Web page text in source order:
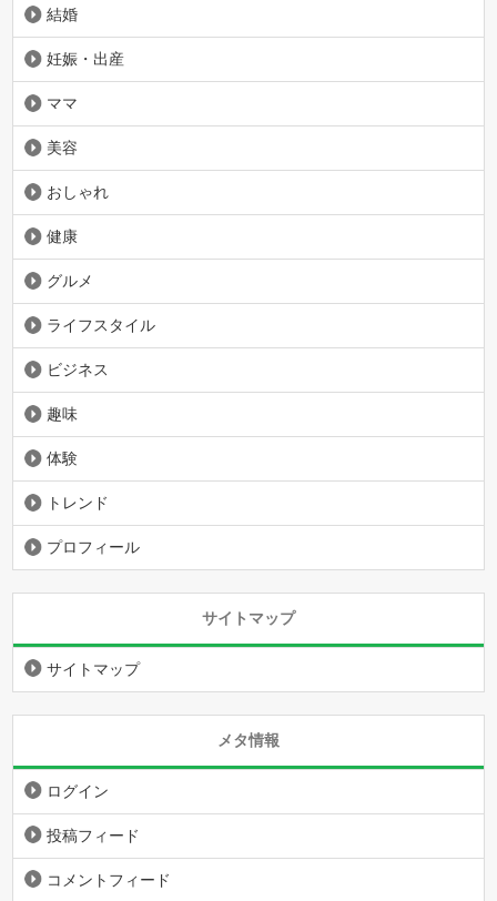
結婚
妊娠・出産
ママ
美容
おしゃれ
健康
グルメ
ライフスタイル
ビジネス
趣味
体験
トレンド
プロフィール
サイトマップ
サイトマップ
メタ情報
ログイン
投稿フィード
コメントフィード